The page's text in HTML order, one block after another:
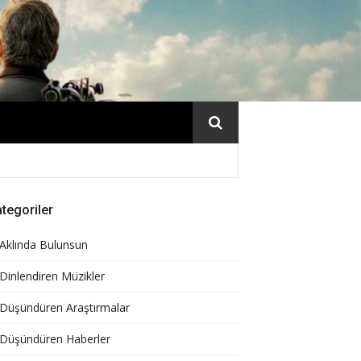
Aklında Bulunsun
Dinlendiren Müzikler
Düşündüren Araştırmalar
Düşündüren Haberler